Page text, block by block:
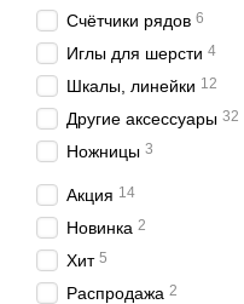
Счётчики рядов 6
Иглы для шерсти 4
Шкалы, линейки 12
Другие аксессуары 32
Ножницы 3
Акция 14
Новинка 2
Хит 5
Распродажа 2